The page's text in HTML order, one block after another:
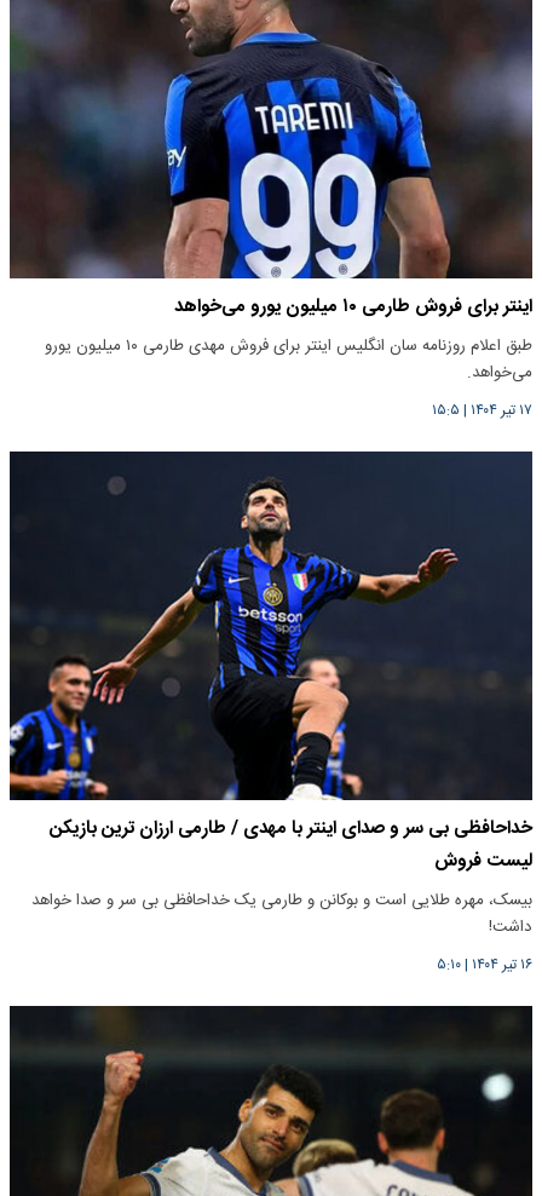
اینتر برای فروش طارمی ۱۰ میلیون یورو می‌خواهد
طبق اعلام روزنامه سان انگلیس اینتر برای فروش مهدی طارمی ۱۰ میلیون یورو
می‌خواهد.
۱۷ تیر ۱۴۰۴ | ۱۵:۵
خداحافظی بی سر و صدای اینتر با مهدی / طارمی ارزان ترین بازیکن
لیست فروش
بیسک، مهره طلایی است و بوکانن و طارمی یک خداحافظی بی سر و صدا خواهد
داشت!
۱۶ تیر ۱۴۰۴ |۵:۱۰